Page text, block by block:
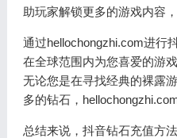
助玩家解锁更多的游戏内容
通过hellochongzhi.com进行
在全球范围内为您喜爱的游
无论您是在寻找经典的裸露
多的钻石，
总结来说，抖音钻石充值方